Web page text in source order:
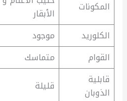
المكونات
الأبقار
الكلوريد
موجود
القوام
متماسك
قابلية
الذوبان
قليلة